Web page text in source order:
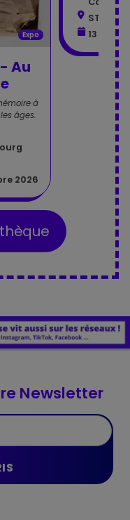
Expo
Au
à
âges.
2026
13
Newsletter